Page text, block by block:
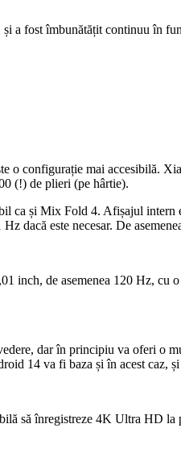
a fost îmbunătățit continuu în
o configurație mai accesibilă.
(!) de plieri (pe hârtie).
ca și Mix Fold 4. Afișajul
dacă este necesar. De
inch, de asemenea 120 Hz,
dar în principiu va oferi o
14 va fi baza și în acest
să înregistreze 4K Ultra HD la